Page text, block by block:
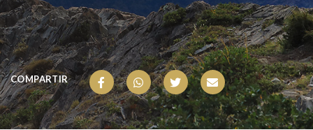
COMPARTIR